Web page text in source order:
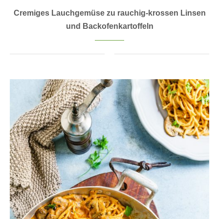
Cremiges Lauchgemüse zu rauchig-krossen Linsen
und Backofenkartoffeln